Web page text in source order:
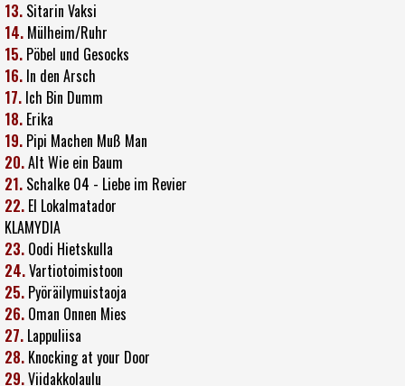
13. Sitarin Vaksi
14. Mülheim/Ruhr
15. Pöbel und Gesocks
16. In den Arsch
17. Ich Bin Dumm
18. Erika
19. Pipi Machen Muß Man
20.Alt Wie ein Baum
21. Schalke 04 - Liebe im Revier
22. El Lokalmatador
KLAMYDIA
23. Oodi Hietskulla
24.Vartiotoimistoon
25. Pyöräilymuistaoja
26. Oman Onnen Mies
27. Lappuliisa
28. Knocking at your Door
29.Viidakkolaulu